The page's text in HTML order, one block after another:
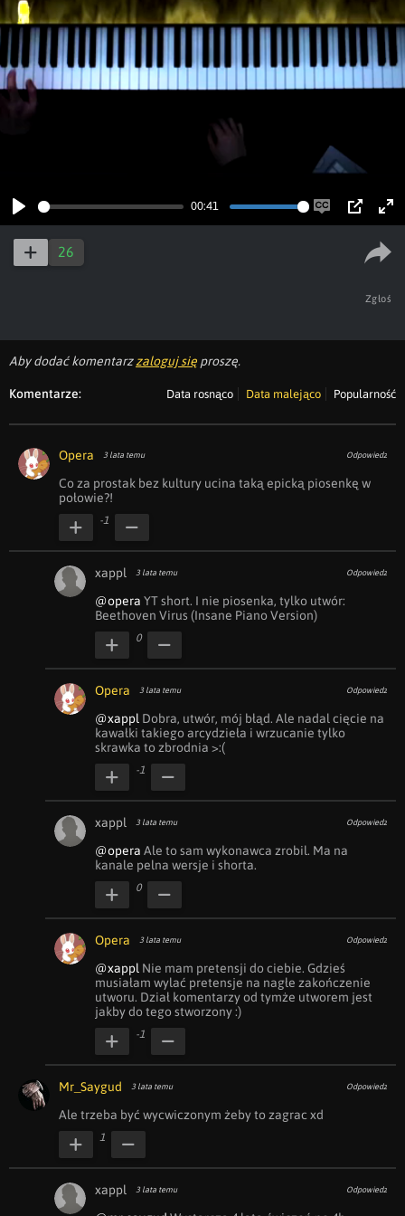
Play
00:41
EnablePIP
26
Zgłoś
Aby dodać komentarzzaloguj się proszę.
Komentarze: Data rosnąco Data malejąco Popularność
Opera 3 lata temu Odpowiedz
Co za prostak bez kultury ucina taką epicką piosenkę w
połowie?!
-1
xappl 3 lata temu Odpowiedz
@opera YT short. I nie piosenka, tylko utwór:
Beethoven Virus (Insane Piano Version)
0
Opera 3 lata temu Odpowiedz
@xappl Dobra, utwór, mój błąd. Ale nadal cięcie na
kawałki takiego arcydzieła i wrzucanie tylko
skrawka to zbrodnia >:(
-1
xappl 3 lata temu Odpowiedz
@opera Ale to sam wykonawca zrobil. Ma na
kanale pelna wersje i shorta.
0
Opera 3 lata temu Odpowiedz
@xappl Nie mam pretensji do ciebie. Gdzieś
musiałam wylać pretensje na nagłe zakończenie
utworu. Dział komentarzy od tymże utworem jest
jakby do tego stworzony :)
-1
Mr_Saygud 3 lata temu Odpowiedz
Ale trzeba być wycwiczonym żeby to zagrac xd
1
xappl 3 lata temu Odpowiedz